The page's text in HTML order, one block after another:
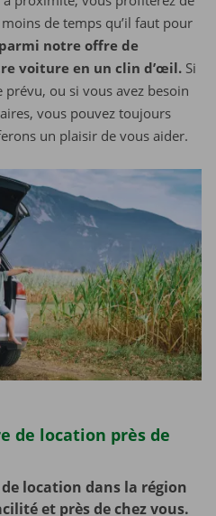
de temps qu’il faut pour
notre offre de
voiture en un clin d’œil. Si
ou si vous avez besoin
vous pouvez toujours
un plaisir de vous aider.
de location près de
location dans la région
et près de chez vous.